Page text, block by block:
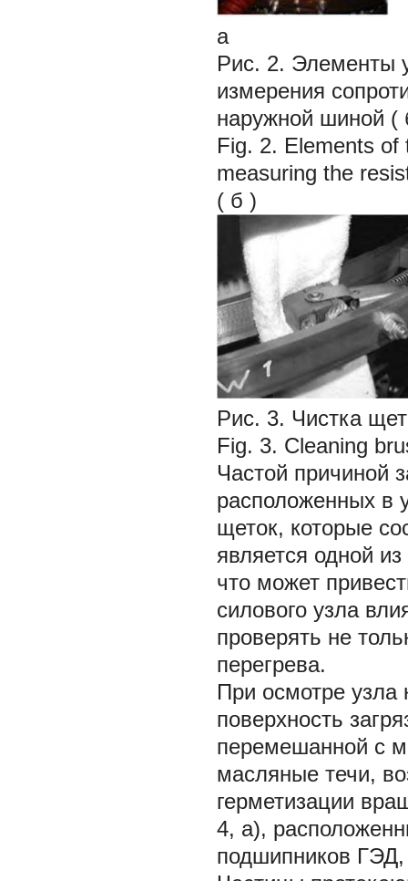
а
Рис. 2. Элементы
измерения
наружной шиной (
Fig. 2. Elements of
measuring the
( б )
Рис. 3. Чистка
Fig. 3. Cleaning
Частой причиной
расположенных в
щеток, которые
является одной
что может
силового узла
проверять не
перегрева.
При осмотре узла
поверхность
перемешанной с
масляные течи,
герметизации
4, а),
подшипников